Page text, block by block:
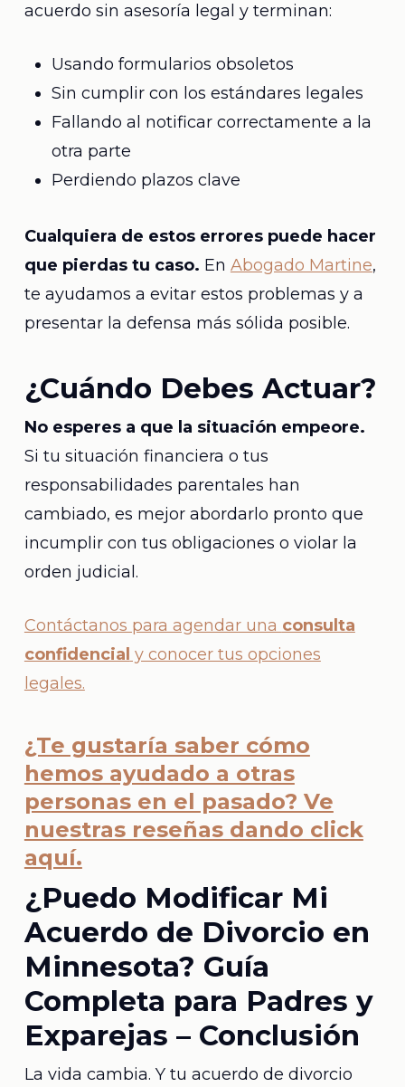
acuerdo sin asesoría legal y terminan:
Usando formularios obsoletos
Sin cumplir con los estándares legales
Fallando al notificar correctamente a la
otra parte
Perdiendo plazos clave
Cualquiera de estos errores puede hacer
que pierdas tu caso. En Abogado Martine,
te ayudamos a evitar estos problemas y a
presentar la defensa más sólida posible.
¿Cuándo Debes Actuar?
No esperes a que la situación empeore.
Si tu situación financiera o tus
responsabilidades parentales han
cambiado, es mejor abordarlo pronto que
incumplir con tus obligaciones o violar la
orden judicial.
Contáctanos para agendar una consulta
confidencial y conocer tus opciones
legales.
¿Te gustaría saber cómo
hemos ayudado a otras
personas en el pasado? Ve
nuestras reseñas dando click
aquí.
¿Puedo Modificar Mi
Acuerdo de Divorcio en
Minnesota? Guía
Completa para Padres y
Exparejas – Conclusión
La vida cambia. Y tu acuerdo de divorcio